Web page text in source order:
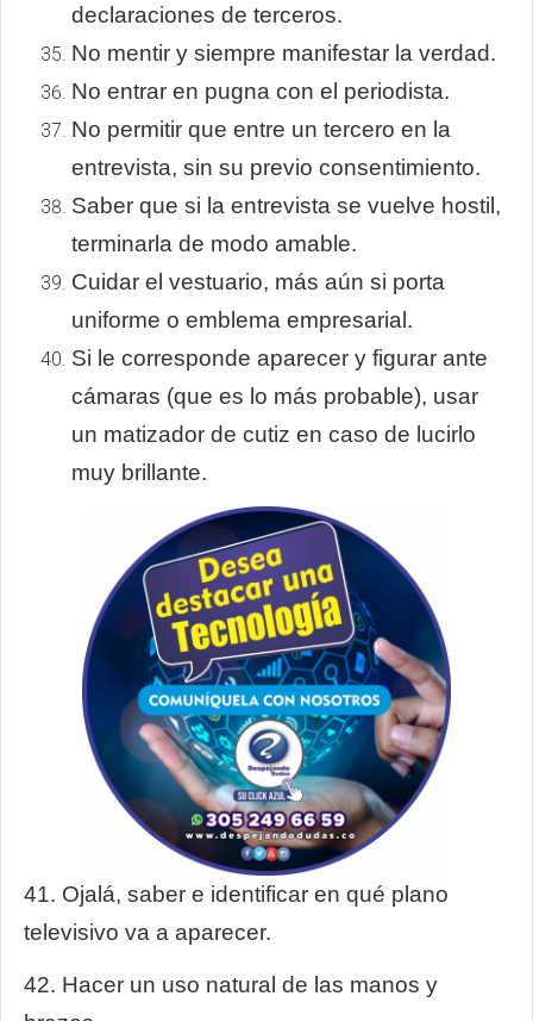
declaraciones de terceros.
No mentir y siempre manifestar la verdad.
No entrar en pugna con el periodista.
No permitir que entre un tercero en la
entrevista, sin su previo consentimiento.
Saber que si la entrevista se vuelve hostil,
terminarla de modo amable.
Cuidar el vestuario, más aún si porta
uniforme o emblema empresarial.
Si le corresponde aparecer y figurar ante
cámaras (que es lo más probable), usar
un matizador de cutiz en caso de lucirlo
muy brillante.
41. Ojalá, saber e identificar en qué plano
televisivo va a aparecer.
42. Hacer un uso natural de las manos y